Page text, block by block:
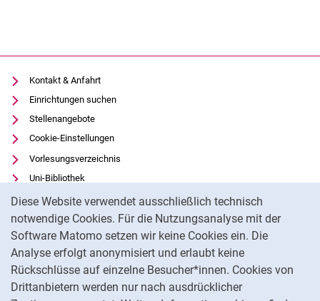
Diese Website verwendet ausschließlich technisch
notwendige Cookies. Für die Nutzungsanalyse mit der
Software Matomo setzen wir keine Cookies ein. Die
Analyse erfolgt anonymisiert und erlaubt keine
Rückschlüsse auf einzelne Besucher*innen. Cookies von
Drittanbietern werden nur nach ausdrücklicher
Kontakt & Anfahrt
Einrichtungen suchen
Stellenangebote
Cookie-Einstellungen
Vorlesungsverzeichnis
Uni-Bibliothek
Moodle
Panopto
Datenschutz
Barrierefreiheit
Transparenter KI-Einsatz